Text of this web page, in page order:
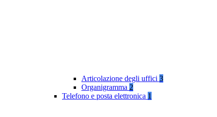
Articolazione degli uffici 3
Organigramma 2
Telefono e posta elettronica 1